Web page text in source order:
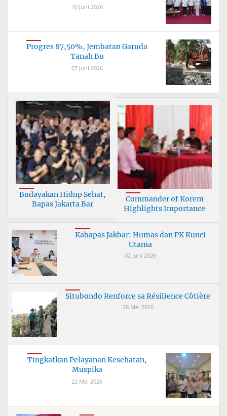
10 Juni 2026
Progres 87,50%, Jembatan Garuda
Tanah Bu
07 Juni 2026
Budayakan Hidup Sehat,
Bapas Jakarta Bar
Commander of Korem
Highlights Importance
Kabapas Jakbar: Humas dan PK Kunci
Utama
02 Juni 2026
Situbondo Renforce sa Résilience Côtière
26 Mei 2026
Tingkatkan Pelayanan Kesehatan,
Muspika
22 Mei 2026